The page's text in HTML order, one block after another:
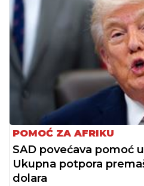
POMOĆ ZA AFRIKU
SAD povećava pomoć
Ukupna potpora
dolara